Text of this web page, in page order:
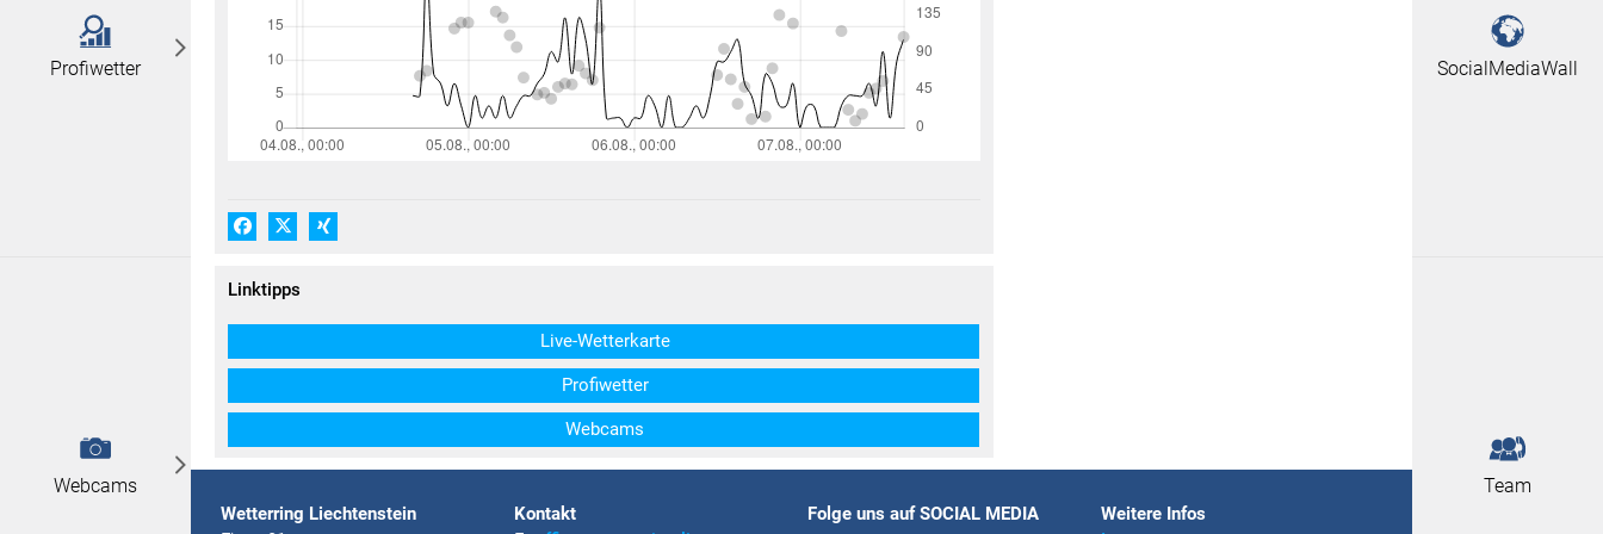
Profiwetter
Webcams
SocialMediaWall
Team
FacebookX (#[creator\plugin\share\core\structs\SocialSharingServiceSettings]:formaly_twitter#)
Xing
Linktipps
Live-Wetterkarte
Profiwetter
Webcams
Wetterring Liechtenstein
Kontakt
Folge uns auf SOCIAL MEDIA
Weitere Infos